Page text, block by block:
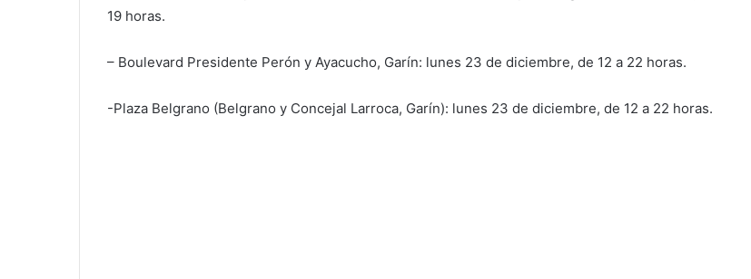
19 horas.
– Boulevard Presidente Perón y Ayacucho, Garín: lunes 23 de diciembre, de 12 a 22 horas.
-Plaza Belgrano (Belgrano y Concejal Larroca, Garín): lunes 23 de diciembre, de 12 a 22 horas.